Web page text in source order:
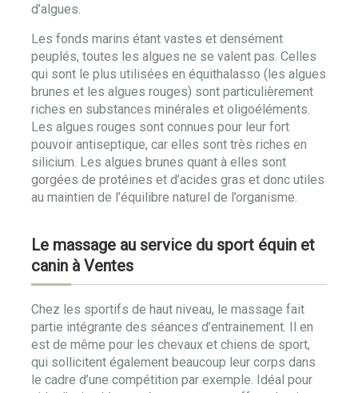
d’algues.
Les fonds marins étant vastes et densément
peuplés, toutes les algues ne se valent pas. Celles
qui sont le plus utilisées en équithalasso (les algues
brunes et les algues rouges) sont particulièrement
riches en substances minérales et oligoéléments.
Les algues rouges sont connues pour leur fort
pouvoir antiseptique, car elles sont très riches en
silicium. Les algues brunes quant à elles sont
gorgées de protéines et d’acides gras et donc utiles
au maintien de l’équilibre naturel de l’organisme.
Le massage au service du sport équin et
canin à Ventes
Chez les sportifs de haut niveau, le massage fait
partie intégrante des séances d’entrainement. Il en
est de même pour les chevaux et chiens de sport,
qui sollicitent également beaucoup leur corps dans
le cadre d’une compétition par exemple. Idéal pour